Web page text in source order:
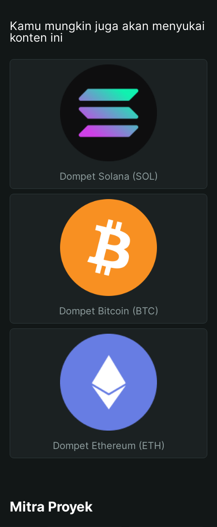
Kamu mungkin juga akan menyukai
konten ini
Dompet Solana (SOL)
Dompet Bitcoin (BTC)
Dompet Ethereum (ETH)
Mitra Proyek